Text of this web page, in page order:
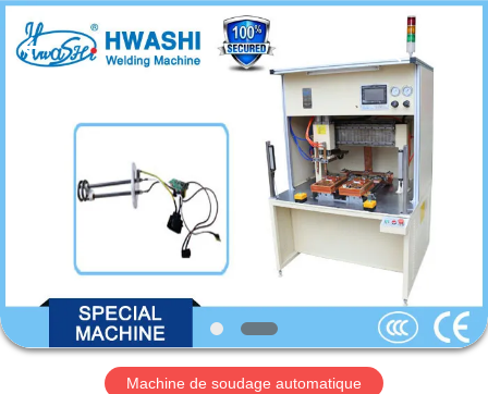
MAISON
PRODUITS
SUJET
DE
NOUS
2026
GUANGDONG
HWASHI
TECHNOLOGY
INC..
Machine de soudage automatique